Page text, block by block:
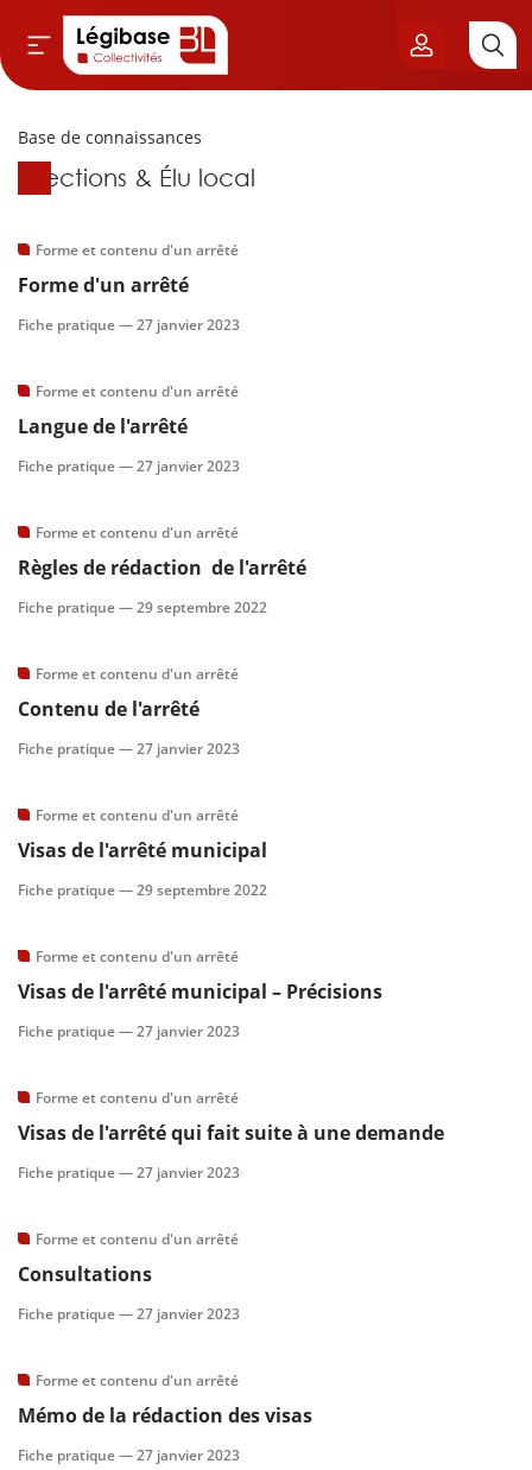
& Cimetières
& Élu local
Base de connaissances
Base de connaissances
Élections & Élu local
Forme et contenu d'un arrêté
Forme d'un arrêté
Fiche pratique —27 janvier 2023
Forme et contenu d'un arrêté
Langue de l'arrêté
Fiche pratique —27 janvier 2023
Forme et contenu d'un arrêté
Règles de rédaction de l'arrêté
Fiche pratique —29 septembre 2022
Forme et contenu d'un arrêté
Contenu de l'arrêté
Fiche pratique —27 janvier 2023
Forme et contenu d'un arrêté
Visas de l'arrêté municipal
Fiche pratique —29 septembre 2022
Forme et contenu d'un arrêté
Visas de l'arrêté municipal – Précisions
Fiche pratique —27 janvier 2023
Forme et contenu d'un arrêté
Visas de l'arrêté qui fait suite à une demande
Fiche pratique —27 janvier 2023
Forme et contenu d'un arrêté
Consultations
Fiche pratique —27 janvier 2023
Forme et contenu d'un arrêté
Mémo de la rédaction des visas
Fiche pratique —27 janvier 2023